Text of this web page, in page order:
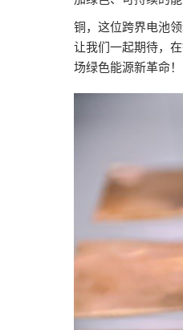
铜，这位跨界电池
让我们一起期待，
场绿色能源新革命！